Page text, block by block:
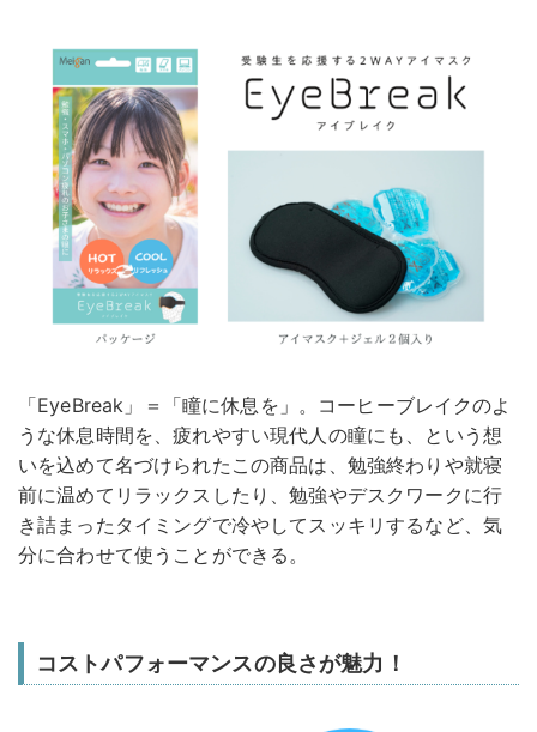
「EyeBreak」＝「瞳に休息を」。コーヒーブレイクのよ
うな休息時間を、疲れやすい現代人の瞳にも、という想
いを込めて名づけられたこの商品は、勉強終わりや就寝
前に温めてリラックスしたり、勉強やデスクワークに行
き詰まったタイミングで冷やしてスッキリするなど、気
分に合わせて使うことができる。
コストパフォーマンスの良さが魅力！